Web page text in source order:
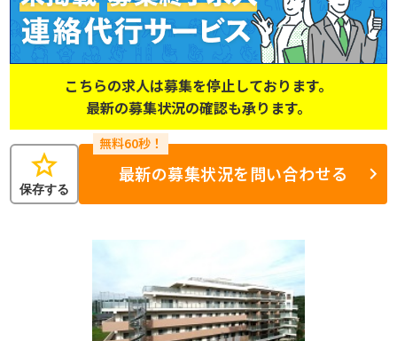
こちらの求人は募集を停止しております。
最新の募集状況の確認も承ります。
star
保存する
最新の募集状況を問い合わせる